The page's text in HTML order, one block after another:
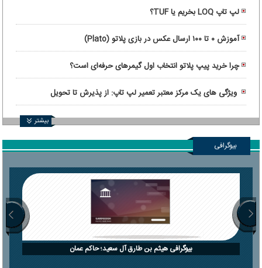
لپ تاپ LOQ بخریم یا TUF؟
آموزش ۰ تا ۱۰۰ ارسال عکس در بازی پلاتو (Plato)
چرا خرید پیپ پلاتو انتخاب اول گیمرهای حرفه‌ای است؟
ویژگی های یک مرکز معتبر تعمیر لپ تاپ: از پذیرش تا تحویل
دستگاه
بیشتر
بیوگرافی
بیوگرافی هیثم بن طارق آل سعید؛ حاکم عمان